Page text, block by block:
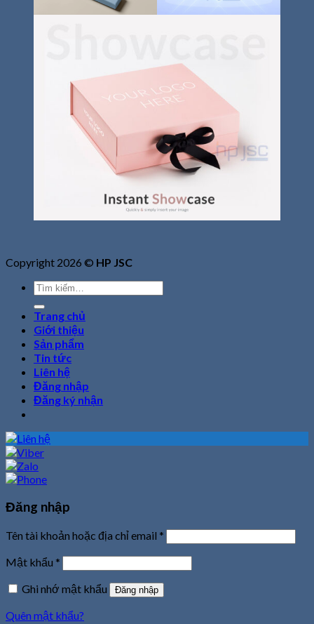
Copyright 2026 © HP JSC
Tìm
kiếm:
Trang chủ
Giới thiệu
Sản phẩm
Tin tức
Liên hệ
Đăng nhập
Đăng ký nhận
Đăng nhập
Tên tài khoản hoặc địa chỉ email *
Mật khẩu *
Ghi nhớ mật khẩu
Đăng nhập
Quên mật khẩu?